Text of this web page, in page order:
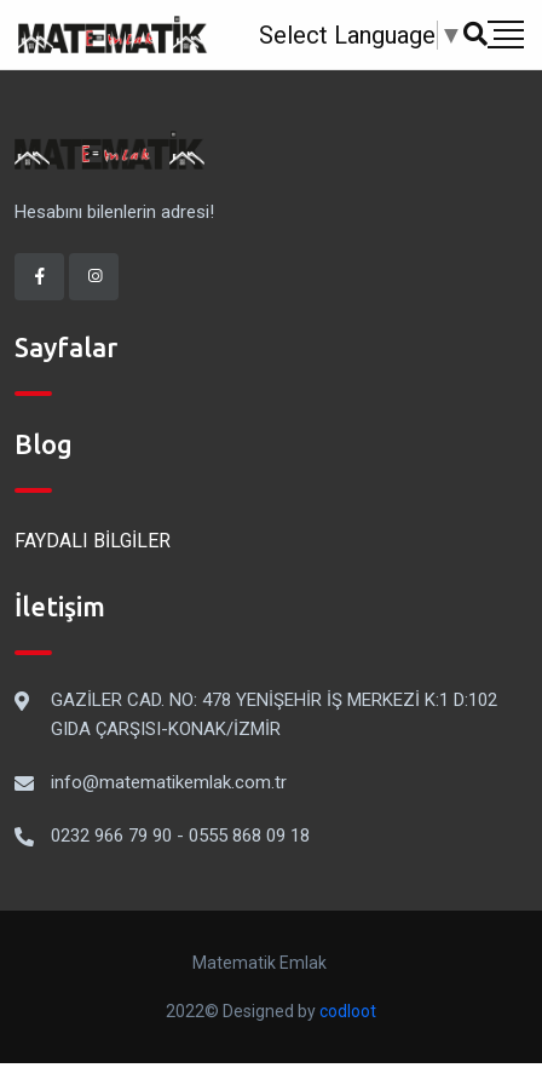
Select Language ▼
Hesabını bilenlerin adresi!
Sayfalar
Blog
FAYDALI BİLGİLER
İletişim
GAZİLER CAD. NO: 478 YENİŞEHİR İŞ MERKEZİ K:1 D:102
GIDA ÇARŞISI-KONAK/İZMİR
info@matematikemlak.com.tr
0232 966 79 90 - 0555 868 09 18
Matematik Emlak
2022© Designed bycodloot